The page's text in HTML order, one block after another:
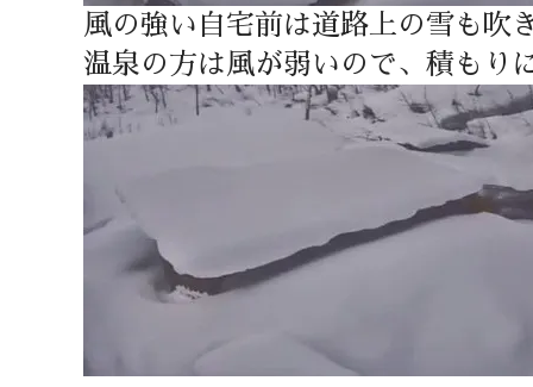
風の強い自宅前は道路上の雪も吹
温泉の方は風が弱いので、積もり